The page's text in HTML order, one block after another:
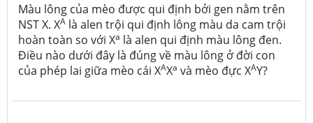
Màu lông của mèo được qui định bởi gen nằm trên
NST X. XA là alen trội qui định lông màu da cam trội
hoàn toàn so với Xa là alen qui định màu lông đen.
Điều nào dưới đây là đúng về màu lông ở đời con
của phép lai giữa mèo cái XAXa và mèo đực XAY?